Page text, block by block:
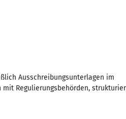
Ausschreibungsunterlagen im
Regulierungsbehörden,